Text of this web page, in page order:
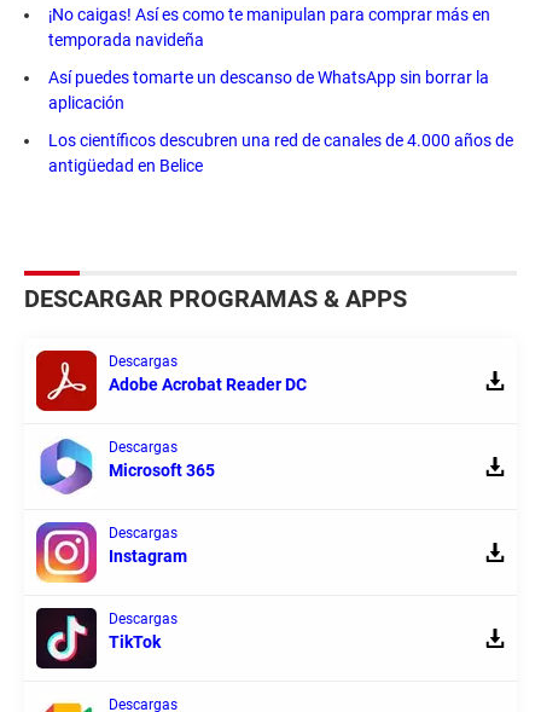
¡No caigas! Así es como te manipulan para comprar más en
temporada navideña
Así puedes tomarte un descanso de WhatsApp sin borrar la
aplicación
Los científicos descubren una red de canales de 4.000 años de
antigüedad en Belice
DESCARGAR PROGRAMAS & APPS
Descargas
Adobe Acrobat Reader DC
Descargas
Microsoft 365
Descargas
Instagram
Descargas
TikTok
Descargas